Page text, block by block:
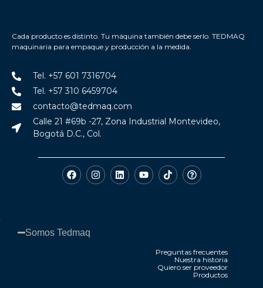
Cada producto es distinto. Tu máquina también debe serlo. TEDMAQ
maquinaria para empaque y producción a la medida.
Tel. +57 601 7316704
Tel. +57 310 6459704
contacto@tedmaq.com
Calle 21 #69b -27, Zona Industrial Montevideo,
Bogotá D.C., Col.
Somos Tedmaq​
Preguntas frecuentes
Nuestra historia
Quiero ser proveedor
Productos